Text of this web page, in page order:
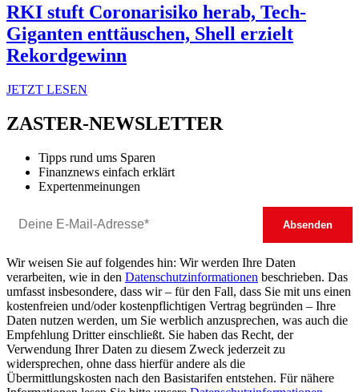
RKI stuft Coronarisiko herab, Tech-
Giganten enttäuschen, Shell erzielt
Rekordgewinn
JETZT LESEN
ZASTER-NEWSLETTER
Tipps rund ums Sparen
Finanznews einfach erklärt
Expertenmeinungen
Wir weisen Sie auf folgendes hin: Wir werden Ihre Daten
verarbeiten, wie in den Datenschutzinformationen beschrieben. Das
umfasst insbesondere, dass wir – für den Fall, dass Sie mit uns einen
kostenfreien und/oder kostenpflichtigen Vertrag begründen – Ihre
Daten nutzen werden, um Sie werblich anzusprechen, was auch die
Empfehlung Dritter einschließt. Sie haben das Recht, der
Verwendung Ihrer Daten zu diesem Zweck jederzeit zu
widersprechen, ohne dass hierfür andere als die
Übermittlungskosten nach den Basistarifen entstehen. Für nähere